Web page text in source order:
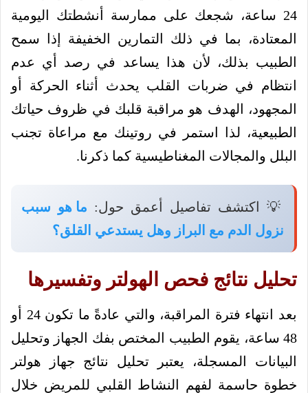
24 ساعة، شجعك على ممارسة أنشطتك اليومية
المعتادة، بما في ذلك التمارين الخفيفة إذا سمح
الطبيب بذلك، لأن هذا يساعد في رصد أي عدم
انتظام في ضربات القلب يحدث أثناء الحركة أو
المجهود، الهدف هو مراقبة قلبك في ظروف حياتك
الطبيعية، لذا استمر في روتينك مع مراعاة تجنب
البلل والمجالات المغناطيسية كما ذكرنا.
💡 اكتشف تفاصيل أعمق حول: ما هو سبب
نزول الدم مع البراز وهل يستدعي القلق؟
تحليل نتائج فحص الهولتر وتفسيرها
بعد انتهاء فترة المراقبة، والتي عادةً ما تكون 24 أو
48 ساعة، يقوم الطبيب المختص بفك الجهاز وتحليل
البيانات المسجلة، يعتبر تحليل نتائج جهاز هولتر
خطوة حاسمة لفهم النشاط القلبي للمريض خلال